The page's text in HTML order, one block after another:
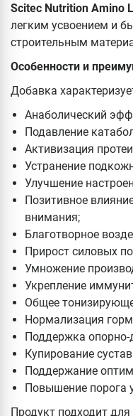
Scitec Nutrition Amino
легким усвоением и
строительным
Особенности и
Добавка
Анаболический
Подавление
Активизация
Устранение
Улучшение
Позитивное
внимания;
Благотворное
Прирост силовых
Умножение
Укрепление
Общее
Нормализация
Поддержка опорно-
Купирование
Поддержание
Повышение порога
Продукт подходит